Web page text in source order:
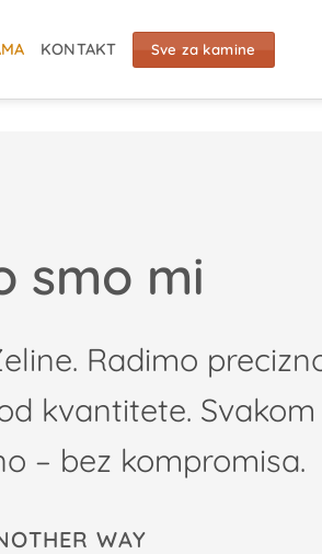
KONTAKT Sve za kamine
smo mi
Radimo
kvantitete.
– bez kompromisa.
WAY